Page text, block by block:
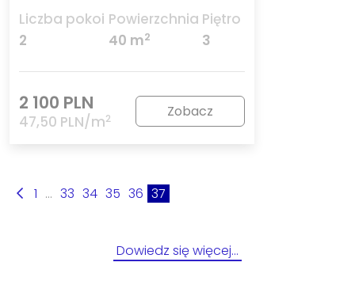
Liczba pokoi
2
Powierzchnia
40 m2
Piętro
3
2 100 PLN
47,50 PLN/m2 Zobacz
1 ... 33 34 35 36 37
Dowiedz się więcej…